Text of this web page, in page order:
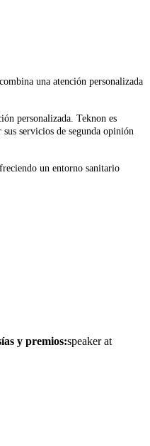
una atención personalizada
personalizada. Teknon es
servicios de segunda opinión
un entorno sanitario
y premios:speaker at